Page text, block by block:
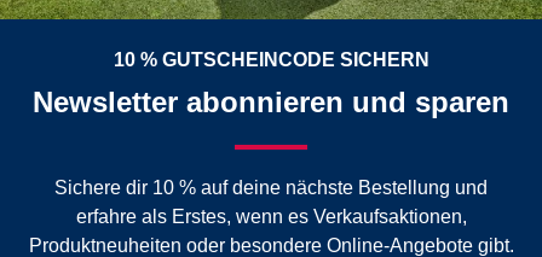
10 % GUTSCHEINCODE SICHERN
Newsletter abonnieren und sparen
Sichere dir 10 % auf deine nächste Bestellung und
erfahre als Erstes, wenn es Verkaufsaktionen,
Produktneuheiten oder besondere Online-Angebote gibt.